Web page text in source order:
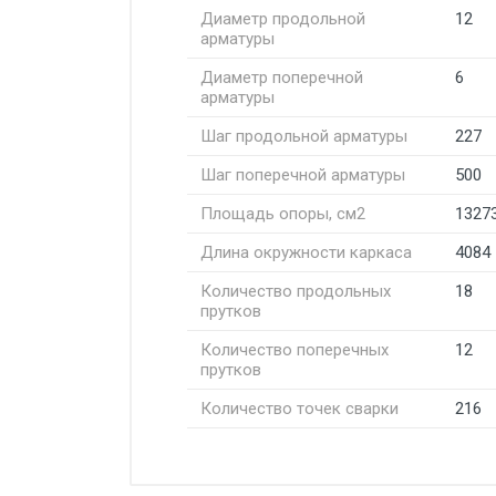
Диаметр продольной
арматуры
12
Диаметр поперечной
арматуры
6
Шаг продольной арматуры
227
Шаг поперечной арматуры
500
Площадь опоры, см2
Длина окружности каркаса
4084
Количество продольных
прутков
18
Количество поперечных
прутков
12
Количество точек сварки 216